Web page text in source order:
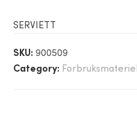
SERVIETT
SKU:900509
Category: Forbruksmateriell